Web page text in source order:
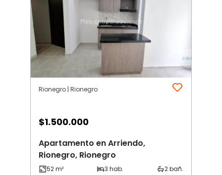
Rionegro | Rionegro
$1.500.000
Apartamento en Arriendo,
Rionegro, Rionegro